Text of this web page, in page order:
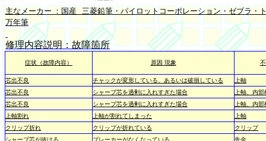
主なメーカー ：国産 三菱鉛筆・パイロットコーポレーション・ゼブラ・
万年筆
修理内容説明：故障箇所
症状（故障内容） 原因 現象
芯出不良 チャックが変形している、あるいは破損している
上軸
芯出不良
シャープ芯を過剰に入れすぎた場合
上軸、内
芯出不良
シャープ芯を過剰に入れすぎた場合
上軸、内
上軸割れ
上軸が割れてしまった
上軸
クリップ折れ
クリップが折れている
クリップ
シャープ芯が抜ける
ブレーカーがなくなっている
先金